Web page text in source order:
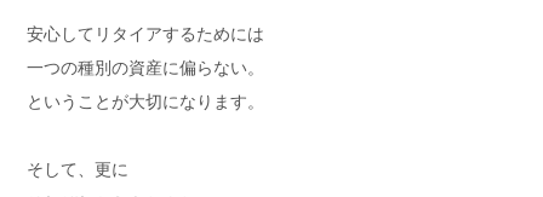
安心してリタイアするためには
一つの種別の資産に偏らない。
ということが大切になります。
そして、更に